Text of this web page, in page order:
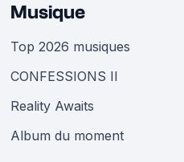
Musique
Top 2026 musiques
CONFESSIONS II
Reality Awaits
Album du moment